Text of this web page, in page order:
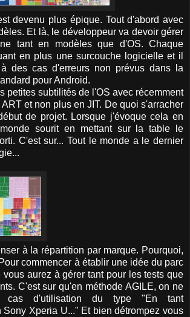
devenu plus épique. Tout d'abord avec
Et là, le développeur va devoir gérer
tant en modèles que d'OS. Chaque
en plus une surcouche logicielle et il
des cas d'erreurs non prévus dans la
pour Android.
petites subtilités de l'OS avec récemment
et non plus en JIT. De quoi s'arracher
de projet. Lorsque j'évoque cela en
sourit en mettant sur la table le
C'est sur... Tout le monde a le dernier
à la répartition par marque. Pourquoi,
commencer à établir une idée du parc
vous aurez à gérer tant pour les tests que
C'est sur qu'en méthode AGILE, on ne
cas d'utilisation du type "En tant
Sony Xperia U..." Et bien détrompez vous